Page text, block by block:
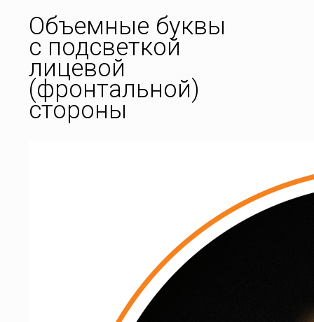
Объемные буквы
с подсветкой
лицевой
(фронтальной)
стороны